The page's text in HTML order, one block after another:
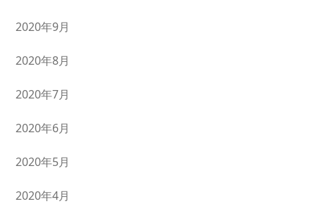
2020年9月
2020年8月
2020年7月
2020年6月
2020年5月
2020年4月